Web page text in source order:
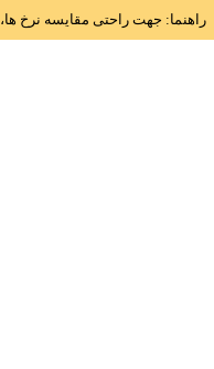
راهنما: جهت راحتی مقایسه نرخ